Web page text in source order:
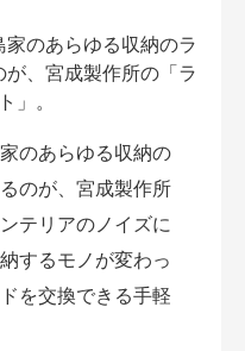
のあらゆる収納の
のが、宮成製作所
テリアのノイズに
するモノが変わっ
を交換できる手軽